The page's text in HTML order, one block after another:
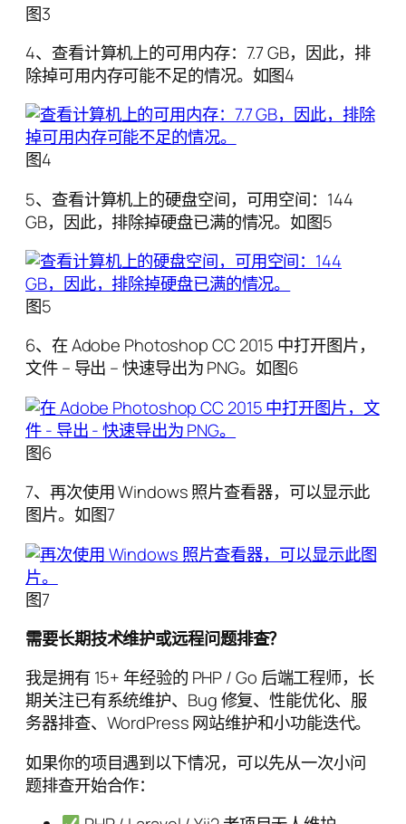
图3
4、查看计算机上的可用内存：7.7 GB，因此，排
除掉可用内存可能不足的情况。如图4
图4
5、查看计算机上的硬盘空间，可用空间：144
GB，因此，排除掉硬盘已满的情况。如图5
图5
6、在 Adobe Photoshop CC 2015 中打开图片，
文件 – 导出 – 快速导出为 PNG。如图6
图6
7、再次使用 Windows 照片查看器，可以显示此
图片。如图7
图7
需要长期技术维护或远程问题排查？
我是拥有 15+ 年经验的 PHP / Go 后端工程师，长
期关注已有系统维护、Bug 修复、性能优化、服
务器排查、WordPress 网站维护和小功能迭代。
如果你的项目遇到以下情况，可以先从一次小问
题排查开始合作：